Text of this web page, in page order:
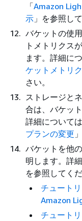
「Amazon
示 」を参照し
バケットの使
トメトリクス
ます。詳細に
ケットメトリ
さい。
ストレージと
合は、バケッ
詳細について
プランの変更
バケットを他
明します。詳
を参照してくだ
チュート
Amazon
チュート